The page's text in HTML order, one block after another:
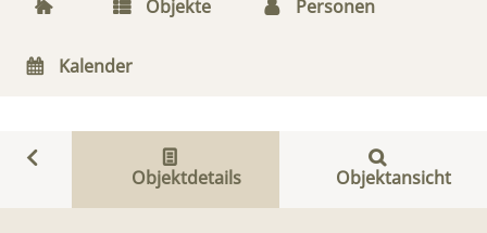
Objekte Personen
Kalender
Objektdetails Objektansicht